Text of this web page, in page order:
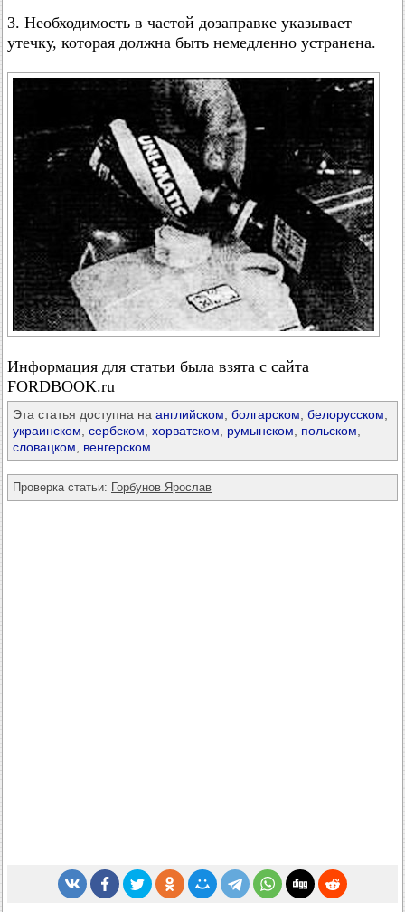
3. Необходимость в частой дозаправке указывает
утечку, которая должна быть немедленно устранена.
Информация для статьи была взята с сайта
FORDBOOK.ru
Эта статья доступна на английском болгарском белорусском
украинском сербском хорватском румынском польском
словацком
венгерском
Проверка статьи: Горбунов Ярослав